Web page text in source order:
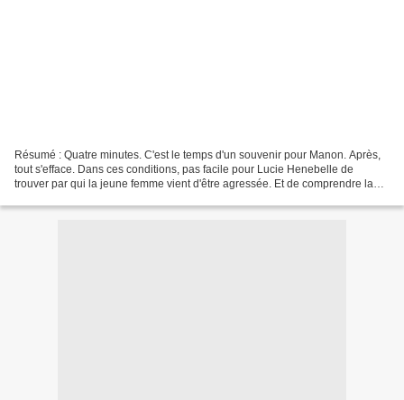
Résumé : Quatre minutes. C'est le temps d'un souvenir pour Manon. Après,
tout s'efface. Dans ces conditions, pas facile pour Lucie Henebelle de
trouver par qui la jeune femme vient d'être agressée. Et de comprendre la